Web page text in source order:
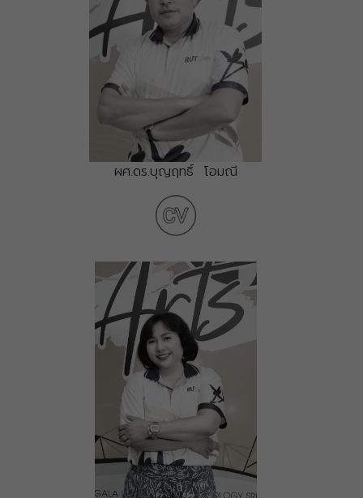
ผศ.ดร.บุญฤทธิ์ โอมณี